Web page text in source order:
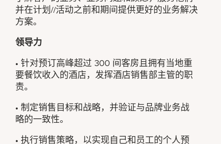
并在计划//活动之前和期间提供更好的业务解决
方案。
领导力
• 针对预订高峰超过 300 间客房且拥有当地重
要餐饮收入的酒店，发挥酒店销售部主管的职
责。
• 制定销售目标和战略，并验证与品牌业务战
略的一致性。
• 执行销售策略，以实现自己和员工的个人预